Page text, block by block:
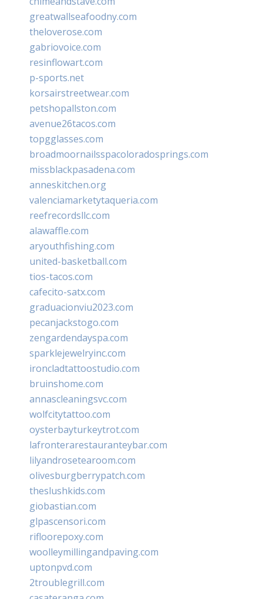
greatwallseafoodny.com
theloverose.com
gabriovoice.com
resinflowart.com
p-sports.net
korsairstreetwear.com
petshopallston.com
avenue26tacos.com
topgglasses.com
broadmoornailsspacoloradosprings.com
missblackpasadena.com
anneskitchen.org
valenciamarketytaqueria.com
reefrecordsllc.com
alawaffle.com
aryouthfishing.com
united-basketball.com
tios-tacos.com
cafecito-satx.com
graduacionviu2023.com
pecanjackstogo.com
zengardendayspa.com
sparklejewelryinc.com
ironcladtattoostudio.com
bruinshome.com
annascleaningsvc.com
wolfcitytattoo.com
oysterbayturkeytrot.com
lafronterarestauranteybar.com
lilyandrosetearoom.com
olivesburgberrypatch.com
theslushkids.com
giobastian.com
glpascensori.com
rifloorepoxy.com
woolleymillingandpaving.com
uptonpvd.com
2troublegrill.com